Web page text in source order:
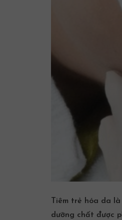
Tiêm trẻ hóa da
dưỡng chất được